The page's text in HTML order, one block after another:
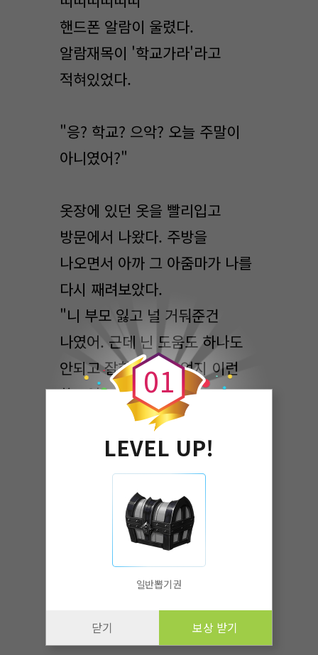
핸드폰 알람이 울렸다.
알람재목이 '학교가라'라고
적혀있었다.
"응? 학교? 으악? 오늘 주말이
아니였어?"
옷장에 있던 옷을 빨리입고
방문에서 나왔다. 주방을
나오면서 아까 그 아줌마가 나를
다시 째려보았다.
"니 부모 잃고 널 거둬준건
나였어. 근데 닌 도움도 하나도
안되고 잘하는 것도 없지 이런
쓸모없는 것아"
화가났다. 여주인공 엄마의
어린시절에 부모님을 잃었다는
것을 알았지만 부모님을 잃고
아줌마에게 온갖못된 말을
들으며 괴롭힘을 받은 시절을
나오지 않았다.
0
0
1
LEVEL UP!
일반뽑기권
닫기 보상 받기